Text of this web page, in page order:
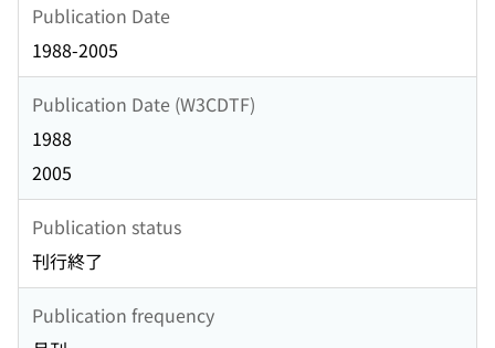
Publication Date
1988-2005
Publication Date (W3CDTF)
1988
2005
Publication status
刊行終了
Publication frequency